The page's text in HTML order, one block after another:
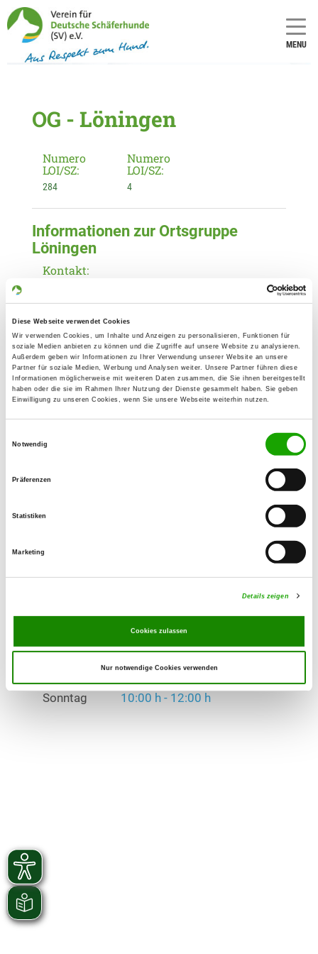
Diese Webseite verwendet Cookies
Wir verwenden Cookies, um Inhalte und Anzeigen zu personalisieren, Funktionen für
soziale Medien anbieten zu können und die Zugriffe auf unsere Website zu analysieren.
Außerdem geben wir Informationen zu Ihrer Verwendung unserer Website an unsere
Partner für soziale Medien, Werbung und Analysen weiter. Unsere Partner führen diese
Informationen möglicherweise mit weiteren Daten zusammen, die Sie ihnen bereitgestellt
haben oder die sie im Rahmen Ihrer Nutzung der Dienste gesammelt haben. Sie geben
Einwilligung zu unseren Cookies, wenn Sie unsere Webseite weiterhin nutzen.
Notwendig
Präferenzen
Statistiken
Marketing
Details zeigen
Cookies zulassen
Nur notwendige Cookies verwenden
MENU
OG - Löningen
Numero
LOI/SZ:
284
Numero
LOI/SZ:
4
Informationen zur Ortsgruppe
Löningen
Kontakt:
Hofstr. 2
49624 Brunnen
Übungsplatz:
Bunner Landstr. 23
49624 Löningen
Numero di telefono:
05432 1888
E-Mail:
Erziehungskurse, Faehrte, Unterordnung,
Sonntag 10:00 h - 12:00 h
Übungszeiten im Winter:
17:00 h - 19:00 h
Sonntag 10:00 h - 12:00 h